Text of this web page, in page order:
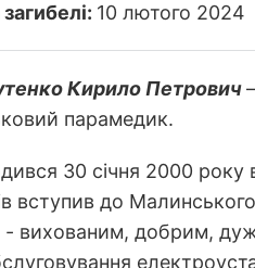
10 лютого 2024
Кирило Петрович
парамедик.
30 січня 2000 року
вступив до
- вихованим, добрим,